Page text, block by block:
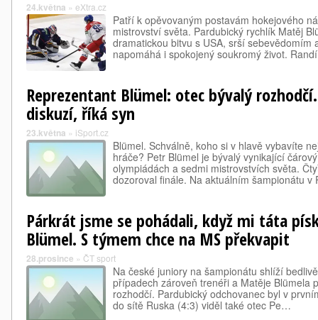
24.května » eXtra.cz
Patří k opěvovaným postavám hokejového
mistrovství světa. Pardubický rychlík Matěj
dramatickou bitvu s USA, srší sebevědomím
napomáhá i spokojený soukromý život.
Reprezentant Blümel: otec bývalý
diskuzí, říká syn
23.května » iSport.cz
Blümel. Schválně, koho si v hlavě vybavíte
hráče? Petr Blümel je bývalý vynikající
olympiádách a sedmi mistrovstvích světa.
dozoroval finále. Na aktuálním šampionátu
Párkrát jsme se pohádali, když mi táta
Blümel. S týmem chce na MS překvapit
28.prosince » ČT sport
Na české juniory na šampionátu shlíží
případech zároveň trenéři a Matěje Blümela
rozhodčí. Pardubický odchovanec byl v
do sítě Ruska (4:3) viděl také otec Pe…